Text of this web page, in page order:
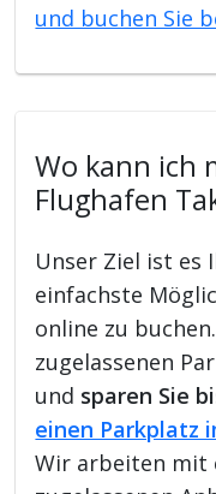
und buchen Sie
Wo kann ich
Flughafen
Unser Ziel ist es
einfachste
online zu
zugelassenen
und sparen Sie
einen Parkplatz
Wir arbeiten mit